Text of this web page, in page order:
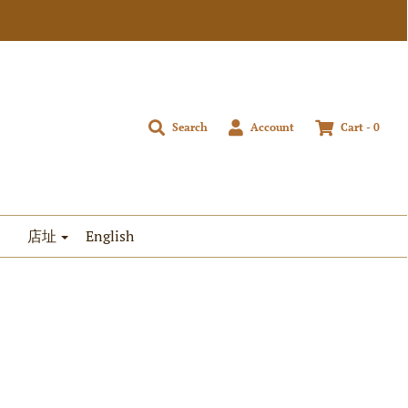
Search Account Cart - 0
店址 English